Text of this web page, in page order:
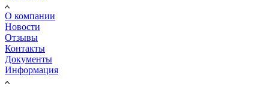
О компании
Новости
Отзывы
Контакты
Документы
Информация